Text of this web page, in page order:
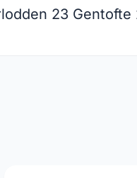
23 Gentofte